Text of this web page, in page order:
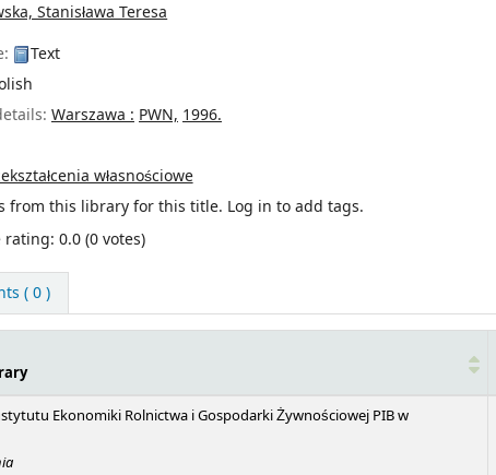
Stanisława Teresa
Text
Warszawa : PWN, 1996.
własnościowe
from this library for this title. Log in to add tags.
rating: 0.0 (0 votes)
( 0 )
Ekonomiki Rolnictwa i Gospodarki Żywnościowej PIB w